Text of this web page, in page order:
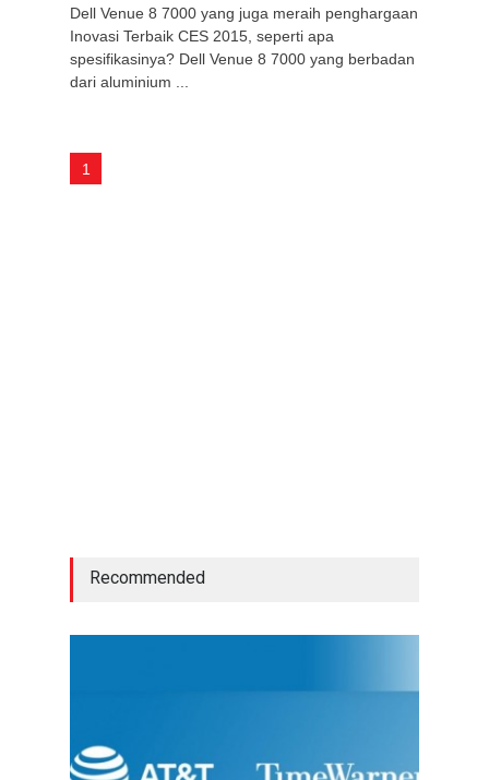
Dell Venue 8 7000 yang juga meraih penghargaan
Inovasi Terbaik CES 2015, seperti apa
spesifikasinya? Dell Venue 8 7000 yang berbadan
dari aluminium ...
1
Recommended